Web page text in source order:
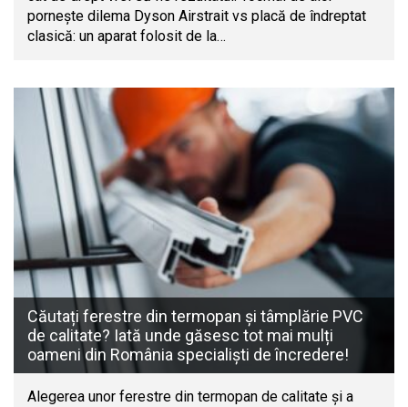
pornește dilema Dyson Airstrait vs placă de îndreptat
clasică: un aparat folosit de la…
Căutați ferestre din termopan și tâmplărie PVC
de calitate? Iată unde găsesc tot mai mulți
oameni din România specialiști de încredere!
Alegerea unor ferestre din termopan de calitate și a